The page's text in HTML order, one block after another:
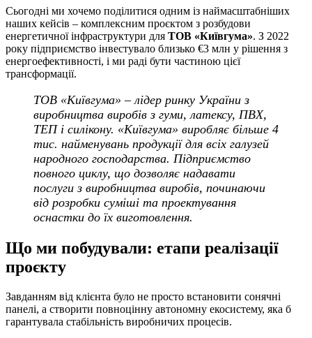
Сьогодні ми хочемо поділитися одним із наймасштабніших
наших кейсів – комплексним проєктом з розбудови
енергетичної інфраструктури для ТОВ «Київгума». З 2022
року підприємство інвестувало близько €3 млн у рішення з
енергоефективності, і ми раді бути частиною цієї
трансформації.
ТОВ «Київгума» – лідер ринку України з
виробництва виробів з гуми, латексу, ПВХ,
ТЕП і силікону. «Київгума» виробляє більше 4
тис. найменувань продукції для всіх галузей
народного господарства. Підприємство
повного циклу, що дозволяє надавати
послуги з виробництва виробів, починаючи
від розробки суміші та проектування
оснастки до їх виготовлення.
Що ми побудували: етапи реалізації
проєкту
Завданням від клієнта було не просто встановити сонячні
панелі, а створити повноцінну автономну екосистему, яка б
гарантувала стабільність виробничих процесів.